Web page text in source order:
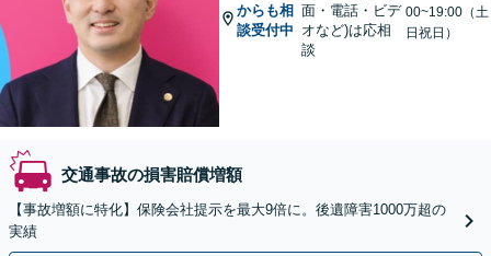
からも相
談受付中
面・電話・ビデ
オなど)は応相
談
00~19:00（土
日祝日）
交通事故の損害賠償増額
【事故増額に特化】保険会社提示を最大9倍に。後遺障害1000万超の
実績